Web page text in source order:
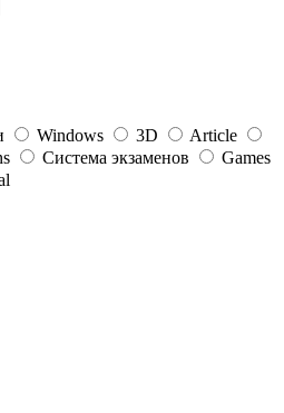
Windows 3D
Article
Система экзаменов
Games